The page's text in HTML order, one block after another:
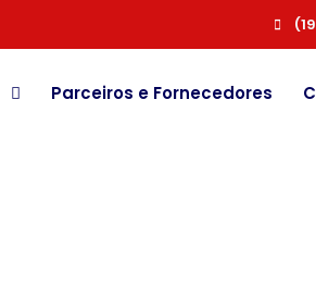
Parceiros e Fornecedores